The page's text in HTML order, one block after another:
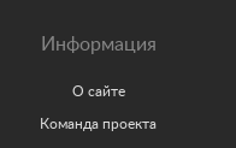
Информация
О сайте
Команда проекта